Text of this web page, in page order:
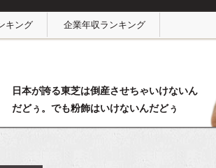
キング 企業年収ランキング
日本が誇る東芝は倒産させちゃいけないん
だどぅ。でも粉飾はいけないんだどぅ